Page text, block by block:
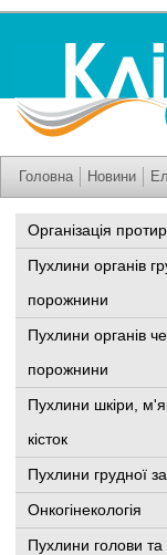
Головна Новини
Організація
Пухлини органів
порожнини
Пухлини органів
порожнини
Пухлини шкіри,
кісток
Пухлини грудної
Онкогінекологія
Пухлини голови та